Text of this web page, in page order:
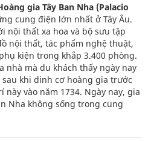
gia Tây Ban Nha (Palacio
cung điện lớn nhất ở Tây Âu.
nội thất xa hoa và bộ sưu tập
nội thất, tác phẩm nghệ thuật,
kiện trong khắp 3.400 phòng.
nhà mà du khách thấy ngày nay
sau khi dinh cơ hoàng gia trước
vào năm 1734. Ngày nay, gia
Nha không sống trong cung